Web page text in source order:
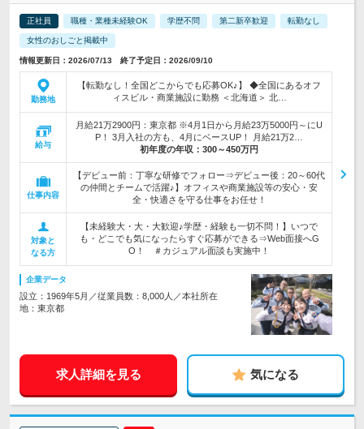
正社員 職種・業種未経験OK 学歴不問 第二新卒歓迎 転勤なし
女性のおしごと掲載中
情報更新日：2026/07/13 終了予定日：2026/09/10
勤務地
【転勤なし！全国どこからでも応募OK♪】 ◆全国にあるオフ
ィスビル・商業施設に勤務 ＜北海道＞ 北…
給与
月給21万2900円：東京都 ※4月1日から月給23万5000円～にU
P！ 3月入社の方も、4月にベースUP！ 月給21万2…
初年度の年収： 300～450万円
仕事内容
【デビュー前：丁寧な研修でフォロー⇒デビュー後：20～60代
の仲間とチームで活躍♪】オフィスや商業施設等の安心・安
全・快適さを守る仕事をお任せ！
対象と
なる方
【未経験大・大・大歓迎♪学歴・経験も一切不問！】いつで
も・どこでも気になったらすぐ応募ができる⇒Web面接へG
O！ ＃カジュアル面談も実施中！
企業データ
設立：1969年5月／従業員数：8,000人／本社所在
地：東京都
求人詳細を見る 気になる